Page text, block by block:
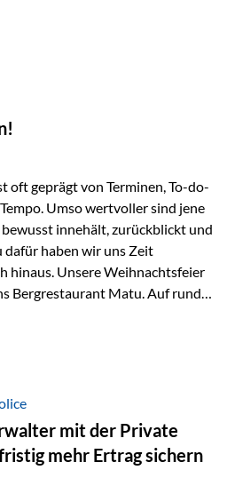
aber auch unsere
diesen gemeinsamen
oft geprägt von Terminen, To-do-
Umso wertvoller sind jene
innehält, zurückblickt und
dafür haben wir uns Zeit
hinaus. Unsere Weihnachtsfeier
Bergrestaurant Matu. Auf rund
sondern auch etwas, das im
feinem Essen, guter Musik und
mit der Private
mehr Ertrag sichern